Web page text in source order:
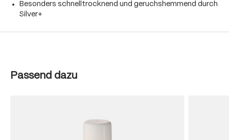
Besonders schnelltrocknend und geruchshemmend durch
Silver+
Produktgalerie überspringen
Passend dazu